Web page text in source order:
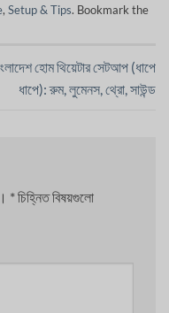
, Setup & Tips. Bookmark the
হোম থিয়েটার সেটআপ (ধাপে
ধাপে): রুম, লুমেনস, থ্রো, সাউন্ড
*চিহ্নিত বিষয়গুলো